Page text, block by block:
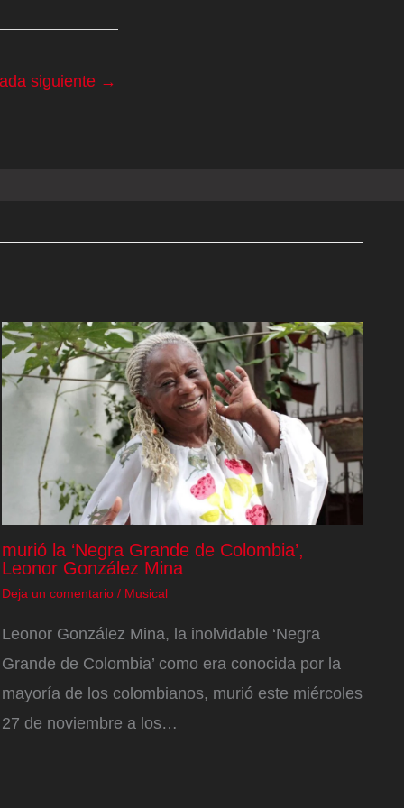
siguiente →
murió la ‘Negra Grande de Colombia’,
Leonor González Mina
Deja un comentario / Musical
Leonor González Mina, la inolvidable ‘Negra
Grande de Colombia’ como era conocida por la
mayoría de los colombianos, murió este miércoles
27 de noviembre a los…